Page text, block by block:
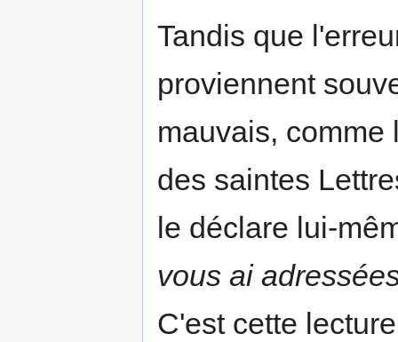
Tandis que
proviennent
mauvais, comme
des saintes
le déclare lui-
vous ai
C'est cette